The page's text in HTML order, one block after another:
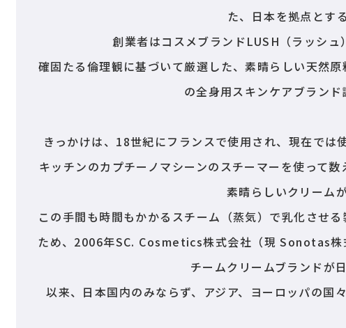
た、日本を拠点とす
創業者はコスメブランドLUSH（ラッシュ
確固たる倫理観に基づいて厳選した、素晴らしい天然
の全身用スキンケアブランド
きっかけは、18世紀にフランスで使用され、現在では
キッチンのカプチーノマシーンのスチーマーを使って
素晴らしいクリーム
この手間も時間もかかるスチーム（蒸気）で乳化させ
ため、2006年SC. Cosmetics株式会社（現 Sonotas株
チームクリームブランドが
以来、日本国内のみならず、アジア、ヨーロッパの国